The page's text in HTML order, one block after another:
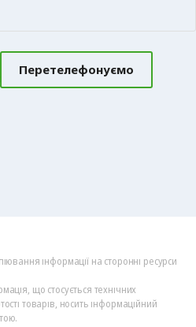
Перетелефонуємо
інформації на сторонні ресурси
що стосується технічних
товарів, носить інформаційний